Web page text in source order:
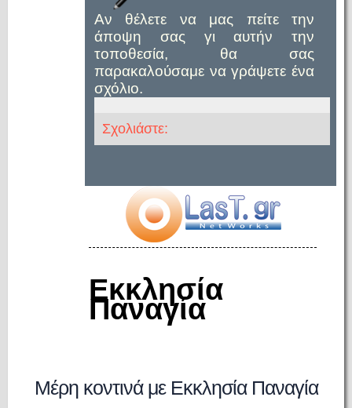
Αν θέλετε να μας πείτε την
άποψη σας γι αυτήν την
τοποθεσία, θα σας
παρακαλούσαμε να γράψετε ένα
σχόλιο.
Σχολιάστε:
Εκκλησία
Παναγία
Μέρη κοντινά με Εκκλησία Παναγία